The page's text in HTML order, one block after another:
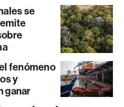
se
fenómeno
y
ganar